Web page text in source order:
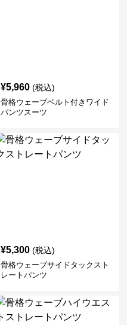
¥5,960 (税込)
骨格ウェーブベルト付きワイド
パンツスーツ
¥5,300 (税込)
骨格ウェーブサイドタックスト
レートパンツ